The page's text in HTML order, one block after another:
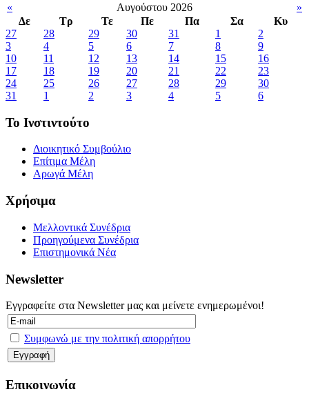
« Αυγούστου 2026
»
Δε
Τρ Τε Πε Πα Σα
Κυ
27
28 29 30 31 1
2
3
4 5 6 7 8
9
10
11 12 13 14 15
16
17
18 19 20 21 22
23
24
25 26 27 28 29
30
31
1 2 3 4 5 6
Το Ινστιντούτο
Διοικητικό Συμβούλιο
Επίτιμα Μέλη
Αρωγά Μέλη
Χρήσιμα
Μελλοντικά Συνέδρια
Προηγούμενα Συνέδρια
Επιστημονικά Νέα
Newsletter
Εγγραφείτε στα Newsletter μας και μείνετε ενημερωμένοι!
Συμφωνώ με την πολιτική απορρήτου
Επικοινωνία